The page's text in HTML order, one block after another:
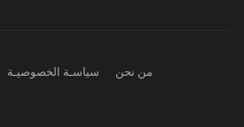
من نحن سياسـة الخصوصيـة